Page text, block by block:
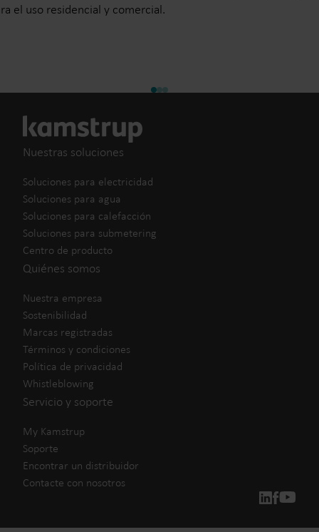
el uso residencial y comercial.
Nuestras soluciones
Soluciones para electricidad
Soluciones para agua
Soluciones para calefacción
Soluciones para submetering
Centro de producto
Quiénes somos
Nuestra empresa
Sostenibilidad
Marcas registradas
Términos y condiciones
Política de privacidad
Whistleblowing
Servicio y soporte
My Kamstrup
Soporte
Encontrar un distribuidor
Contacte con nosotros